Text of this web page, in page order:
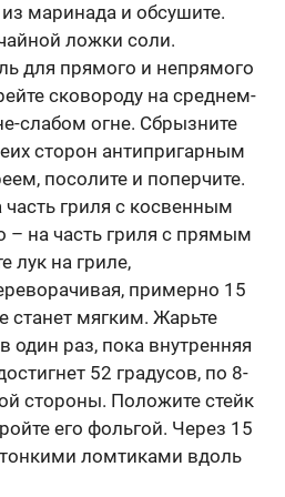
из маринада и обсушите.
ложки соли.
для прямого и непрямого
сковороду на среднем-
слабом огне. Сбрызните
сторон антипригарным
посолите и поперчите.
гриля с косвенным
– на часть гриля с прямым
лук на гриле,
примерно 15
станет мягким. Жарьте
один раз, пока внутренняя
52 градусов, по 8-
стороны. Положите стейк
его фольгой. Через 15
ломтиками вдоль